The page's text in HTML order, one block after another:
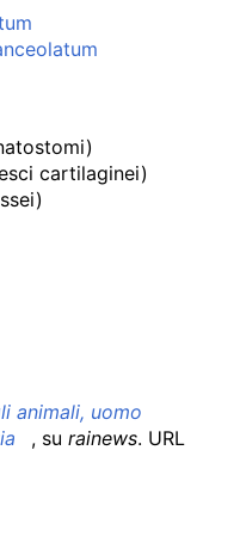
cartilaginei)
animali, uomo
, su rainews. URL